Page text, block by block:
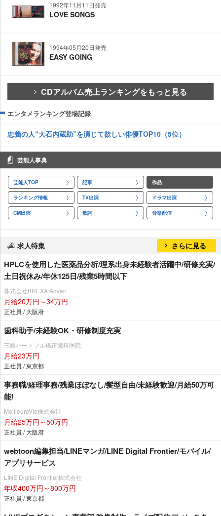
1992年11月11日発売
LOVE SONGS
1994年05月20日発売
EASY GOING
CDアルバム売上ランキングをもっと見る
エンタメランキング登場記録
忠義の人“大石内蔵助”を演じて欲しい俳優TOP10（5位）
芸能人事典
芸能人TOP 記事 作品
ランキング情報 TV出演 ドラマ出演
CM出演 歌詞 音楽配信
求人特集 さらに見る
HPLCを使用した医薬品分析/理系出身未経験者活躍中/研修充実/
土日祝休み/年休125日/残業5時間以下
株式会社BREXA Advan
月給20万円～34万円
正社員 / 大阪府
歯科助手/未経験OK・研修制度充実
三鷹ハートフル矯正歯科医院
月給23万円
正社員 / 東京都
事務職/経理事務/残業ほぼなし/髪型自由/未経験歓迎/月給50万可
能!
MeilleureVie株式会社
月給25万円～50万円
正社員 / 大阪府
webtoon編集担当/LINEマンガ/LINE Digital Frontier/モバイル/
アプリサービス
LINE Digital Frontier株式会社
年収400万円～800万円
正社員 / 東京都